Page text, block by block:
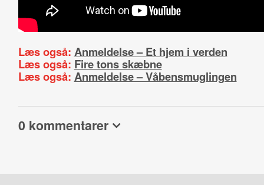
Læs også: Anmeldelse – Et hjem i verden
Læs også: Fire tons skæbne
Læs også: Anmeldelse – Våbensmuglingen
0 kommentarer